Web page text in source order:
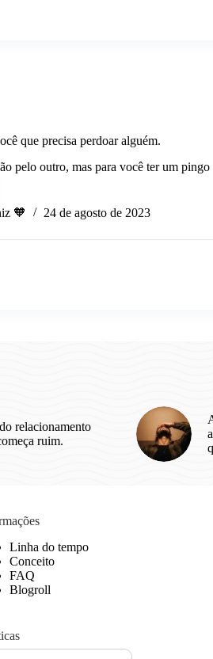
que precisa perdoar alguém.
pelo outro, mas para você ter um pingo
🧡 24 de agosto de 2023
relacionamento
ruim.
Linha do tempo
Conceito
FAQ
Blogroll